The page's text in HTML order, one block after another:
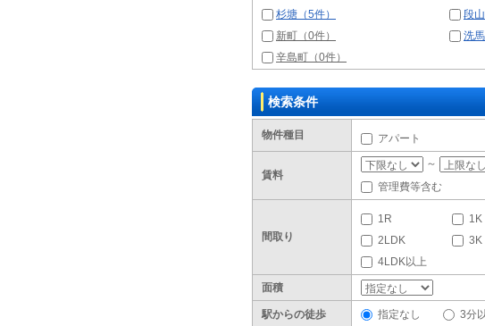
杉塘（5件）
段
新町（0件）
洗
辛島町（0件）
検索条件
物件種目 アパート
賃料
～
管理費等含む
間取り
1R 1K
2LDK
3K
4LDK以上
面積
駅からの徒歩 指定なし 3分